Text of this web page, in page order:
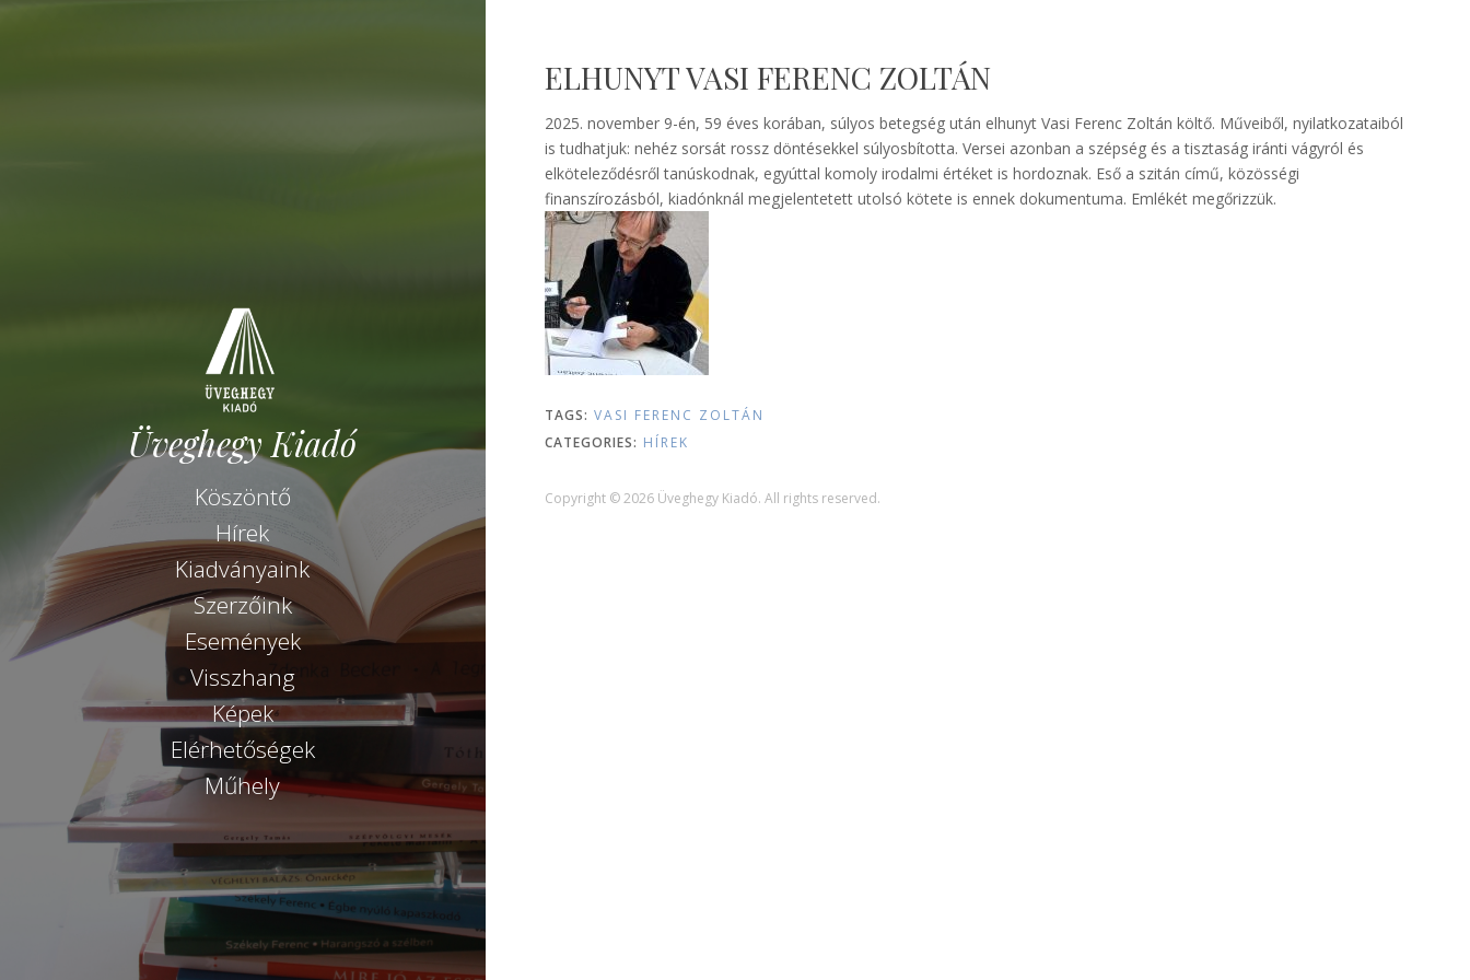
Üveghegy Kiadó
Köszöntő
Hírek
Kiadványaink
Szerzőink
Események
Visszhang
Képek
Elérhetőségek
Műhely
ELHUNYT VASI FERENC ZOLTÁN
2025. november 9-én, 59 éves korában, súlyos betegség után elhunyt Vasi Ferenc Zoltán költő. Műveiből, nyilatkozataiból
is tudhatjuk: nehéz sorsát rossz döntésekkel súlyosbította. Versei azonban a szépség és a tisztaság iránti vágyról és
elköteleződésről tanúskodnak, egyúttal komoly irodalmi értéket is hordoznak. Eső a szitán című, közösségi
finanszírozásból, kiadónknál megjelentetett utolsó kötete is ennek dokumentuma. Emlékét megőrizzük.
TAGS: VASI FERENC ZOLTÁN
CATEGORIES: HÍREK
Copyright © 2026 Üveghegy Kiadó. All rights reserved.